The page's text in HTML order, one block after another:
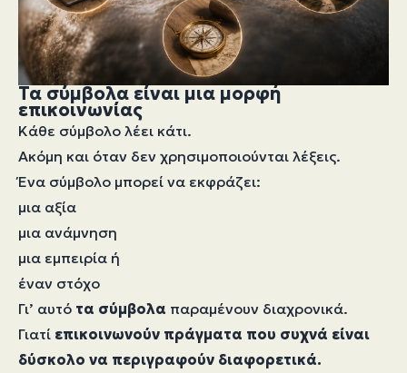
Τα σύμβολα είναι μια μορφή
επικοινωνίας
Κάθε σύμβολο λέει κάτι.
Ακόμη και όταν δεν χρησιμοποιούνται λέξεις.
Ένα σύμβολο μπορεί να εκφράζει:
μια αξία
μια ανάμνηση
μια εμπειρία ή
έναν στόχο
Γι’ αυτό τα σύμβολα παραμένουν διαχρονικά.
Γιατί επικοινωνούν πράγματα που συχνά είναι
δύσκολο να περιγραφούν διαφορετικά.